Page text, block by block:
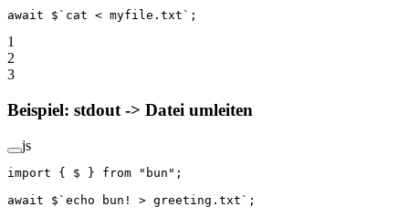
await $ `cat < myfile.txt` ;
1
2
3
Beispiel: stdout -> Datei umleiten
js
import { $ } from "bun" ;
await $ `echo bun! > greeting.txt` ;